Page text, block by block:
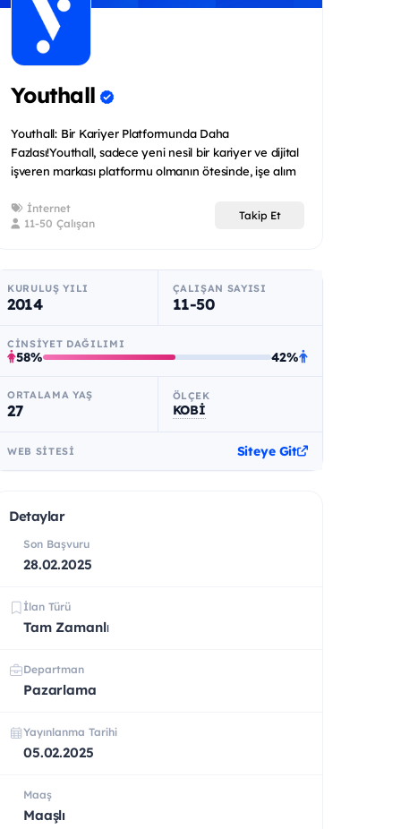
Youthall
Youthall: Bir Kariyer Platformunda Daha
Fazlası!Youthall, sadece yeni nesil bir kariyer ve dijital
işveren markası platformu olmanın ötesinde, işe alım
İnternet
11-50 Çalışan
Takip Et
KURULUŞ YILI
2014
ÇALIŞAN SAYISI
11-50
CINSIYET DAĞILIMI
58% 42%
ORTALAMA YAŞ
27
ÖLÇEK
KOBİ
WEB SITESI Siteye Git
Detaylar
Son Başvuru
28.02.2025
İlan Türü
Tam Zamanlı
Departman
Pazarlama
Yayınlanma Tarihi
05.02.2025
Maaş
Maaşlı